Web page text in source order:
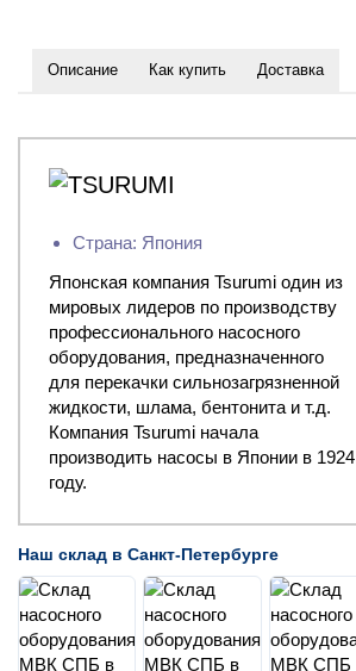
Описание Как купить Доставка
Страна: Япония
Японская компания Tsurumi один из
мировых лидеров по производству
профессионального насосного
оборудования, предназначенного
для перекачки сильнозагрязненной
жидкости, шлама, бентонита и т.д.
Компания Tsurumi начала
производить насосы в Японии в 1924
году.
Наш склад в Санкт-Петербурге